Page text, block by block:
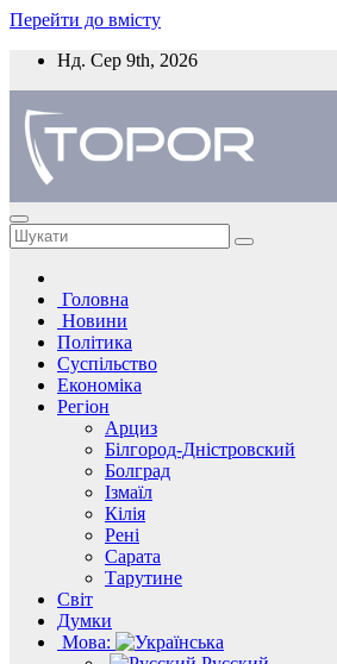
Перейти до вмісту
Нд. Сер 9th, 2026
Головна
Новини
Політика
Суспільство
Економіка
Регіон
Арциз
Білгород-Дністровский
Болград
Ізмаїл
Кілія
Рені
Сарата
Тарутине
Світ
Думки
Мова: